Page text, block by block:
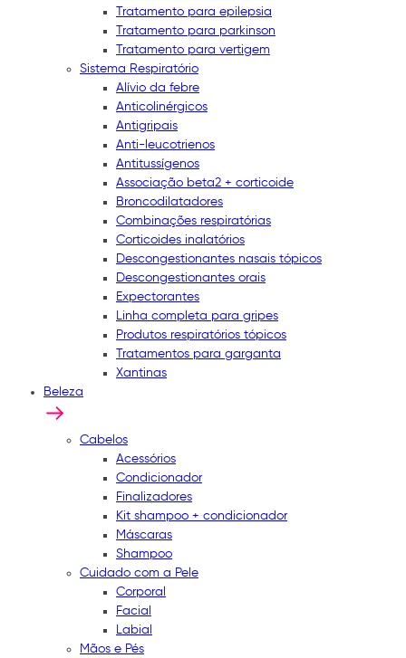
Tratamento para epilepsia
Tratamento para parkinson
Tratamento para vertigem
Sistema Respiratório
Alívio da febre
Anticolinérgicos
Antigripais
Anti-leucotrienos
Antitussígenos
Associação beta2 + corticoide
Broncodilatadores
Combinações respiratórias
Corticoides inalatórios
Descongestionantes nasais tópicos
Descongestionantes orais
Expectorantes
Linha completa para gripes
Produtos respiratórios tópicos
Tratamentos para garganta
Xantinas
Beleza
Cabelos
Acessórios
Condicionador
Finalizadores
Kit shampoo + condicionador
Máscaras
Shampoo
Cuidado com a Pele
Corporal
Facial
Labial
Mãos e Pés